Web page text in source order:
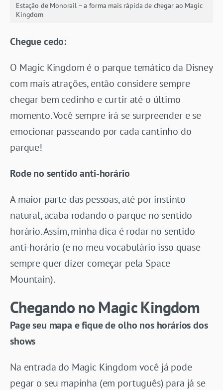
Estação de Monorail – a forma mais rápida de chegar ao Magic
Kingdom
Chegue cedo:
O Magic Kingdom é o parque temático da Disney
com mais atrações, então considere sempre
chegar bem cedinho e curtir até o último
momento. Você sempre irá se surpreender e se
emocionar passeando por cada cantinho do
parque!
Rode no sentido anti-horário
A maior parte das pessoas, até por instinto
natural, acaba rodando o parque no sentido
horário. Assim, minha dica é rodar no sentido
anti-horário (e no meu vocabulário isso quase
sempre quer dizer começar pela Space
Mountain).
Chegando no Magic Kingdom
Page seu mapa e fique de olho nos horários dos
shows
Na entrada do Magic Kingdom você já pode
pegar o seu mapinha (em português) para já se